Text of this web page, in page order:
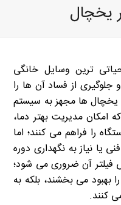
یخچال
ترین وسایل خانگی
از فساد آن ها را
یخچال ها مجهز به سیستم
امکان مدیریت بهتر دما،
را فراهم می کنند؛ اما
یا نیاز به نگهداری دوره
آن ضروری می شود؛
بهبود می بخشند، بلکه به
کنند.